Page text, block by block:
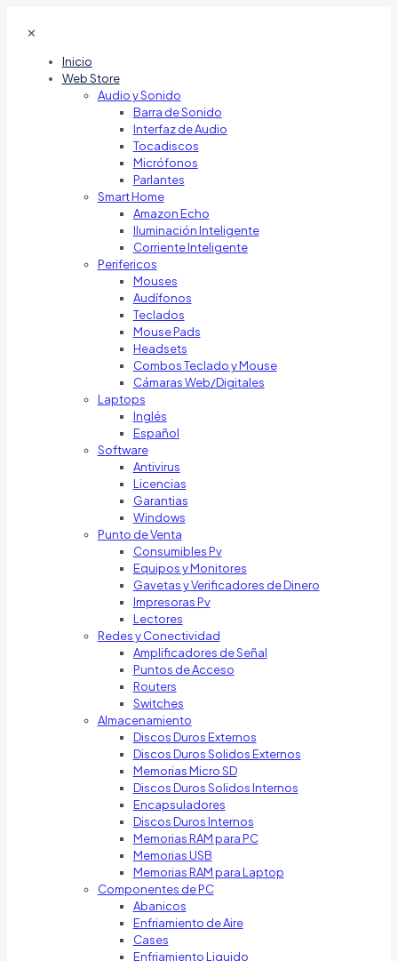
✕
Inicio
Web Store
Audio y Sonido
Barra de Sonido
Interfaz de Audio
Tocadiscos
Micrófonos
Parlantes
Smart Home
Amazon Echo
Iluminación Inteligente
Corriente Inteligente
Perifericos
Mouses
Audífonos
Teclados
Mouse Pads
Headsets
Combos Teclado y Mouse
Cámaras Web/Digitales
Laptops
Inglés
Español
Software
Antivirus
Licencias
Garantias
Windows
Punto de Venta
Consumibles Pv
Equipos y Monitores
Gavetas y Verificadores de Dinero
Impresoras Pv
Lectores
Redes y Conectividad
Amplificadores de Señal
Puntos de Acceso
Routers
Switches
Almacenamiento
Discos Duros Externos
Discos Duros Solidos Externos
Memorias Micro SD
Discos Duros Solidos Internos
Encapsuladores
Discos Duros Internos
Memorias RAM para PC
Memorias USB
Memorias RAM para Laptop
Componentes de PC
Abanicos
Enfriamiento de Aire
Cases
Enfriamiento Liquido